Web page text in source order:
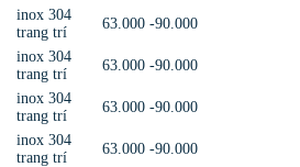
inox 304
trang trí
63.000 -90.000
inox 304
trang trí
63.000 -90.000
inox 304
trang trí
63.000 -90.000
inox 304
trang trí
63.000 -90.000